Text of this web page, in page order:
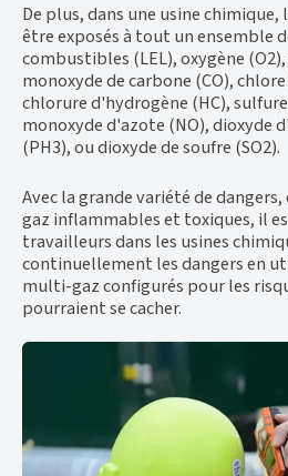
De plus, dans une usine
être exposés à tout un ensemble
combustibles (LEL), oxygène
monoxyde de carbone (CO),
chlorure d'hydrogène (HC),
monoxyde d'azote (NO), dioxyde
(PH3), ou dioxyde de soufre (SO2).
Avec la grande variété de dangers,
gaz inflammables et toxiques, il
travailleurs dans les usines
continuellement les dangers en
multi-gaz configurés pour les
pourraient se cacher.